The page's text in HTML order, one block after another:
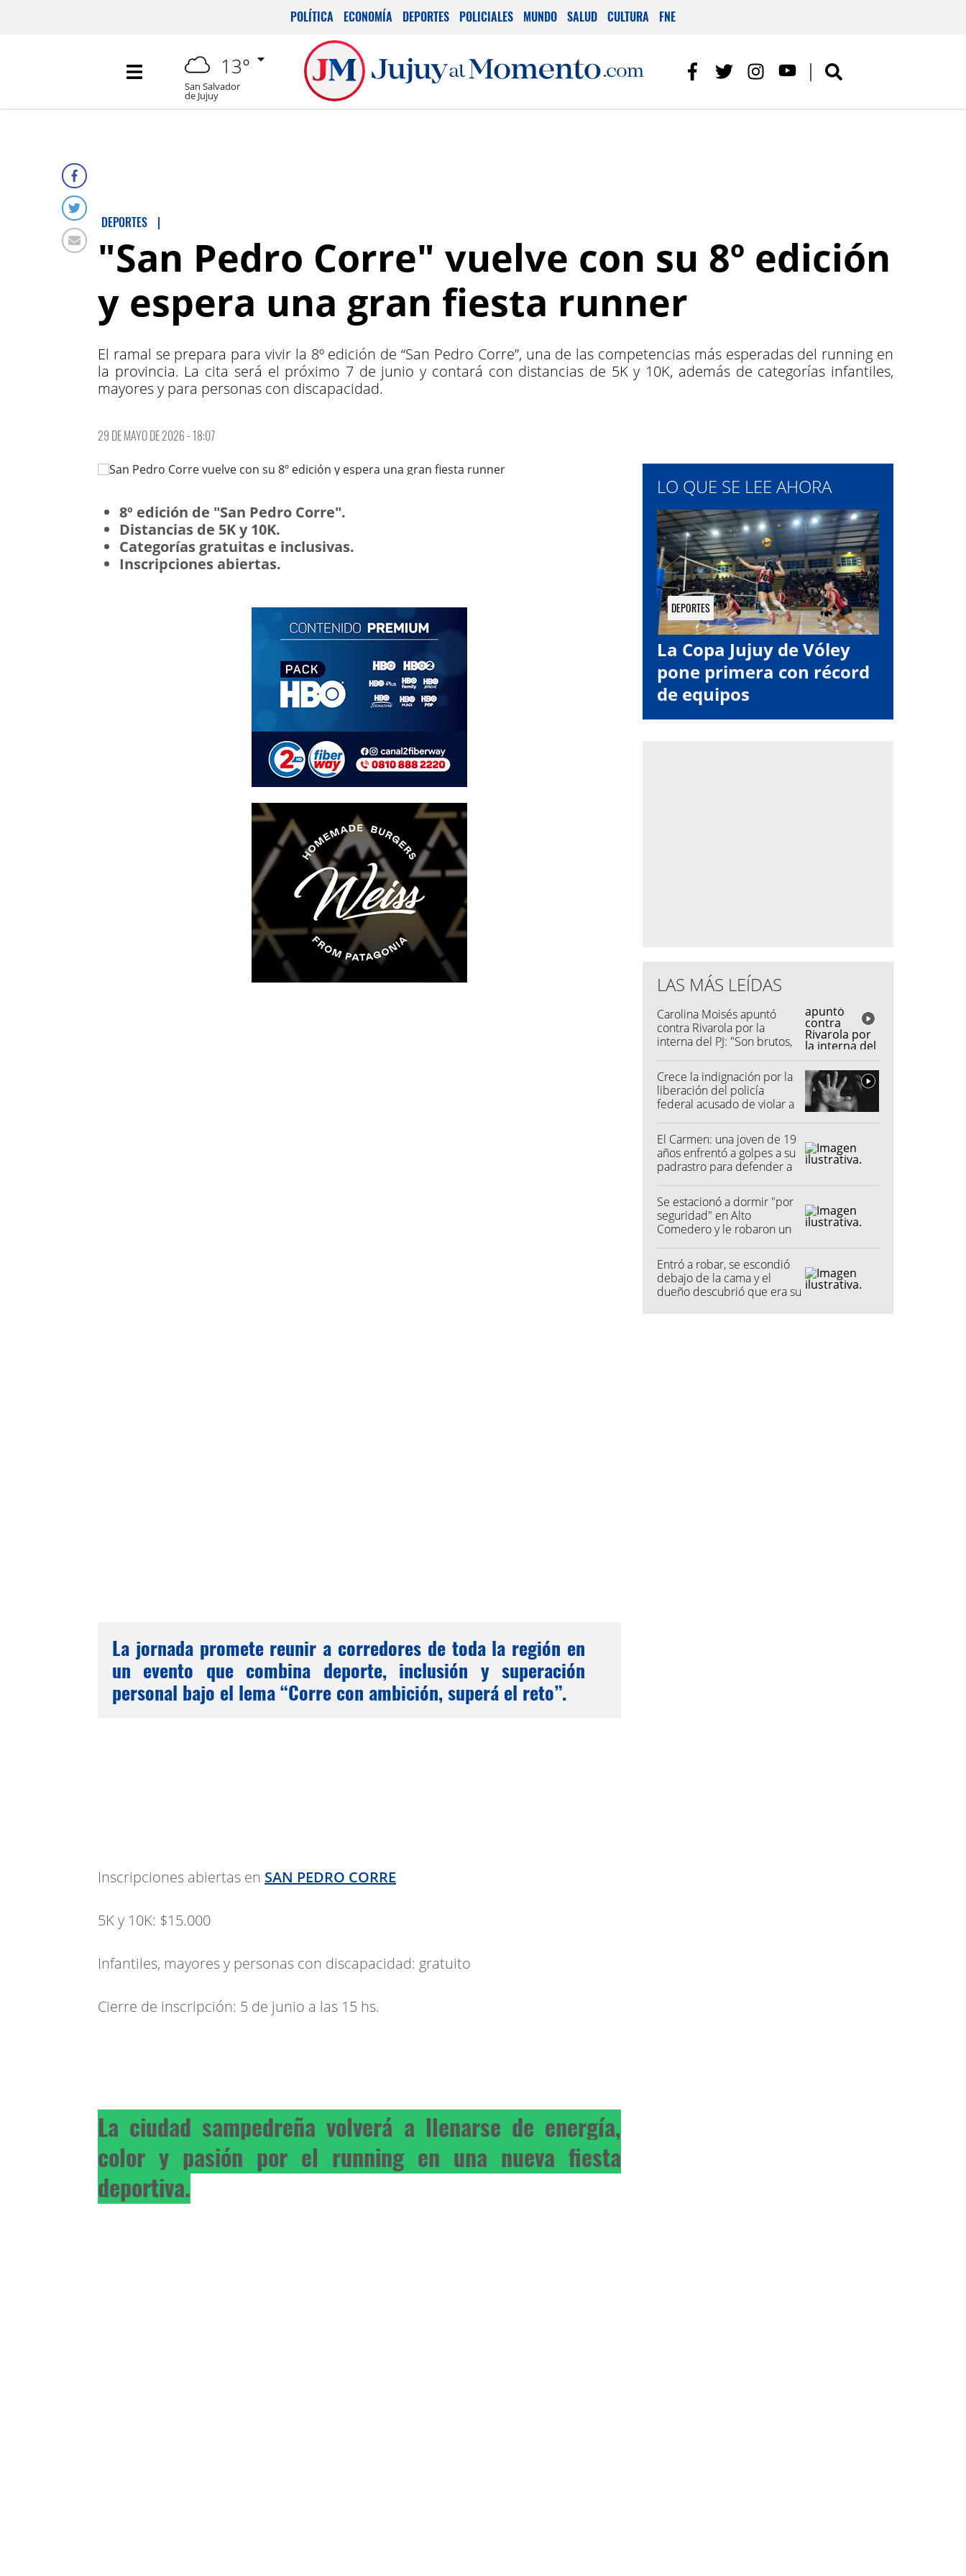
POLÍTICA ECONOMÍA DEPORTES POLICIALES MUNDO SALUD CULTURA FNE
13°
San Salvador
de Jujuy
DEPORTES |
"San Pedro Corre" vuelve con su 8º edición
y espera una gran fiesta runner
El ramal se prepara para vivir la 8º edición de “San Pedro Corre”, una de las competencias más esperadas del running en
la provincia. La cita será el próximo 7 de junio y contará con distancias de 5K y 10K, además de categorías infantiles,
mayores y para personas con discapacidad.
29 DE MAYO DE 2026 - 18:07
8º edición de "San Pedro Corre".
Distancias de 5K y 10K.
Categorías gratuitas e inclusivas.
Inscripciones abiertas.
La jornada promete reunir a corredores de toda la región en
un evento que combina deporte, inclusión y superación
personal bajo el lema “Corre con ambición, superá el reto”.
Inscripciones abiertas en SAN PEDRO CORRE
5K y 10K: $15.000
Infantiles, mayores y personas con discapacidad: gratuito
Cierre de inscripción: 5 de junio a las 15 hs.
La ciudad sampedreña volverá a llenarse de energía,
color y pasión por el running en una nueva fiesta
deportiva.
LO QUE SE LEE AHORA
DEPORTES
La Copa Jujuy de Vóley
pone primera con récord
de equipos
LAS MÁS LEÍDAS
Carolina Moisés apuntó
contra Rivarola por la
interna del PJ: "Son brutos,
Crece la indignación por la
liberación del policía
federal acusado de violar a
El Carmen: una joven de 19
años enfrentó a golpes a su
padrastro para defender a
Se estacionó a dormir "por
seguridad" en Alto
Comedero y le robaron un
Entró a robar, se escondió
debajo de la cama y el
dueño descubrió que era su